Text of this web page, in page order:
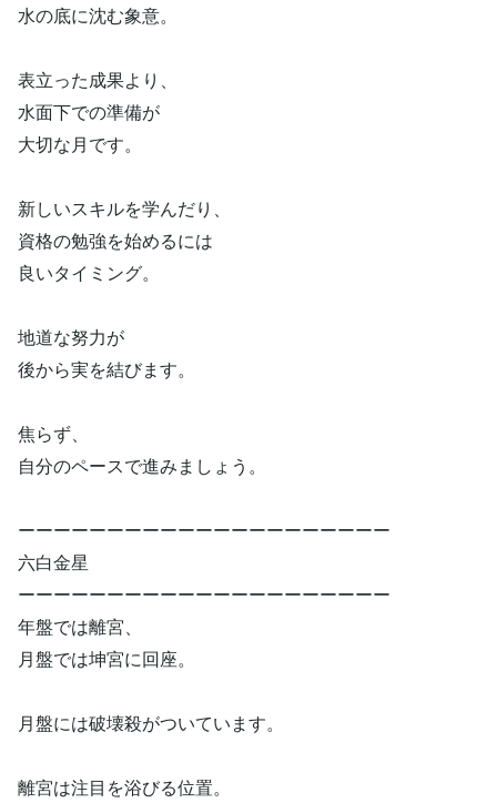
水の底に沈む象意。
表立った成果より、
水面下での準備が
大切な月です。
新しいスキルを学んだり、
資格の勉強を始めるには
良いタイミング。
地道な努力が
後から実を結びます。
焦らず、
自分のペースで進みましょう。
ーーーーーーーーーーーーーーーーーーーーー
六白金星
ーーーーーーーーーーーーーーーーーーーーー
年盤では離宮、
月盤では坤宮に回座。
月盤には破壊殺がついています。
離宮は注目を浴びる位置。